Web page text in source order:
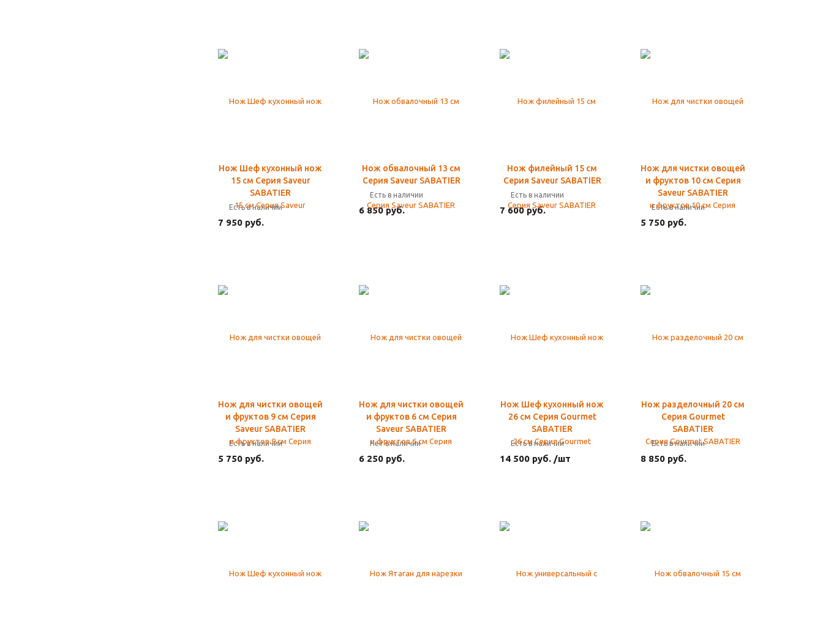
Нож Шеф кухонный нож
15 см Серия Saveur
SABATIER
Есть в наличии
7 950 руб.
Нож обвалочный 13 см
Серия Saveur SABATIER
Есть в наличии
6 850 руб.
Нож филейный 15 см
Серия Saveur SABATIER
Есть в наличии
7 600 руб.
Нож для чистки овощей
и фруктов 10 см Серия
Saveur SABATIER
Есть в наличии
5 750 руб.
Нож для чистки овощей
и фруктов 9 см Серия
Saveur SABATIER
Есть в наличии
5 750 руб.
Нож для чистки овощей
и фруктов 6 см Серия
Saveur SABATIER
Нет в наличии
6 250 руб.
Нож Шеф кухонный нож
26 см Серия Gourmet
SABATIER
Есть в наличии
14 500 руб. /шт
Нож разделочный 20 см
Серия Gourmet
SABATIER
Есть в наличии
8 850 руб.